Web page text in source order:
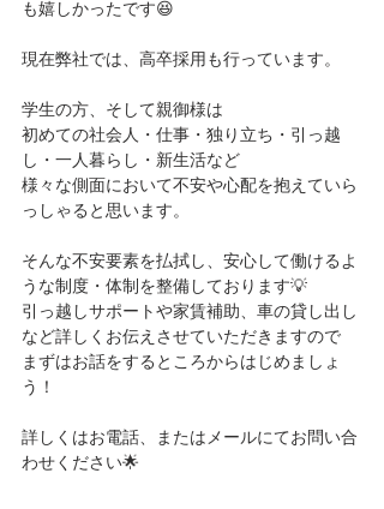
も嬉しかったです😆
現在弊社では、高卒採用も行っています。
学生の方、そして親御様は
初めての社会人・仕事・独り立ち・引っ越
し・一人暮らし・新生活など
様々な側面において不安や心配を抱えていら
っしゃると思います。
そんな不安要素を払拭し、安心して働けるよ
うな制度・体制を整備しております💡
引っ越しサポートや家賃補助、車の貸し出し
など詳しくお伝えさせていただきますので
まずはお話をするところからはじめましょ
う！
詳しくはお電話、またはメールにてお問い合
わせください🌟